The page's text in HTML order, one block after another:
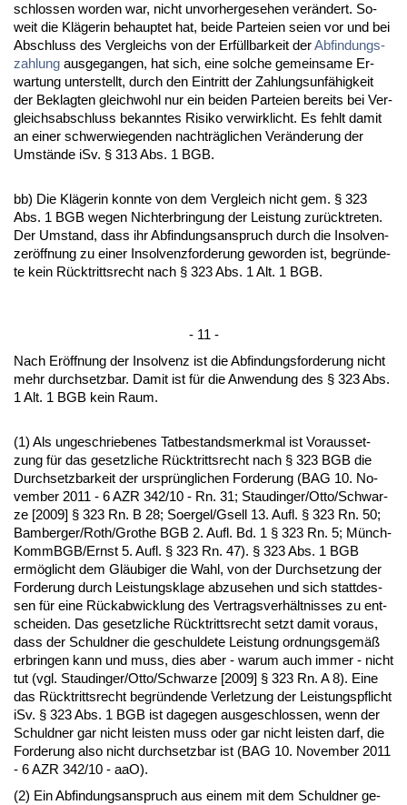
schlos­sen wor­den war, nicht un­vor­her­ge­se­hen verändert. So­
weit die Kläge­rin be­haup­tet hat, bei­de Par­tei­en sei­en vor und bei
Ab­schluss des Ver­gleichs von der Erfüll­bar­keit derAb­fin­dungs­
zah­lung aus­ge­gan­gen, hat sich, ei­ne sol­che ge­mein­sa­me Er­
war­tung un­ter­stellt, durch den Ein­tritt der Zah­lungs­unfähig­keit
der Be­klag­ten gleich­wohl nur ein bei­den Par­tei­en be­reits bei Ver­
gleichs­ab­schluss be­kann­tes Ri­si­ko ver­wirk­licht. Es fehlt da­mit
an ei­ner schwer­wie­gen­den nachträgli­chen Verände­rung der
Umstände iSv. § 313 Abs. 1 BGB.
bb) Die Kläge­rin konn­te von dem Ver­gleich nicht gem. § 323
Abs. 1 BGB we­gen Nich­ter­brin­gung der Leis­tung zurück­tre­ten.
Der Um­stand, dass ihr Ab­fin­dungs­an­spruch durch die In­sol­ven­
zeröff­nung zu ei­ner In­sol­venz­for­de­rung ge­wor­den ist, be­gründe­
te kein Rück­tritts­recht nach § 323 Abs. 1 Alt. 1 BGB.
- 11 -
Nach Eröff­nung der In­sol­venz ist die Ab­fin­dungs­for­de­rung nicht
mehr durch­setz­bar. Da­mit ist für die An­wen­dung des § 323 Abs.
1 Alt. 1 BGB kein Raum.
(1) Als un­ge­schrie­be­nes Tat­be­stands­merk­mal ist Vor­aus­set­
zung für das ge­setz­li­che Rück­tritts­recht nach § 323 BGB die
Durch­setz­bar­keit der ursprüng­li­chen For­de­rung (BAG 10. No­
vem­ber 2011 - 6 AZR 342/10 - Rn. 31; Stau­din­ger/Ot­to/Schwar­
ze [2009] § 323 Rn. B 28; So­er­gel/Gsell 13. Aufl. § 323 Rn. 50;
Bam­ber­ger/Roth/Gro­the BGB 2. Aufl. Bd. 1 § 323 Rn. 5; Münch-
KommBGB/Ernst 5. Aufl. § 323 Rn. 47). § 323 Abs. 1 BGB
ermöglicht dem Gläubi­ger die Wahl, von der Durch­set­zung der
For­de­rung durch Leis­tungs­kla­ge ab­zu­se­hen und sich statt­des­
sen für ei­ne Rück­ab­wick­lung des Ver­trags­verhält­nis­ses zu ent­
schei­den. Das ge­setz­li­che Rück­tritts­recht setzt da­mit vor­aus,
dass der Schuld­ner die ge­schul­de­te Leis­tung ord­nungs­gemäß
er­brin­gen kann und muss, dies aber - war­um auch im­mer - nicht
tut (vgl. Stau­din­ger/Ot­to/Schwar­ze [2009] § 323 Rn. A 8). Ei­ne
das Rück­tritts­recht be­gründen­de Ver­let­zung der Leis­tungs­pflicht
iSv. § 323 Abs. 1 BGB ist da­ge­gen aus­ge­schlos­sen, wenn der
Schuld­ner gar nicht leis­ten muss oder gar nicht leis­ten darf, die
For­de­rung al­so nicht durch­setz­bar ist (BAG 10. No­vem­ber 2011
- 6 AZR 342/10 - aaO).
(2) Ein Ab­fin­dungs­an­spruch aus ei­nem mit dem Schuld­ner ge­